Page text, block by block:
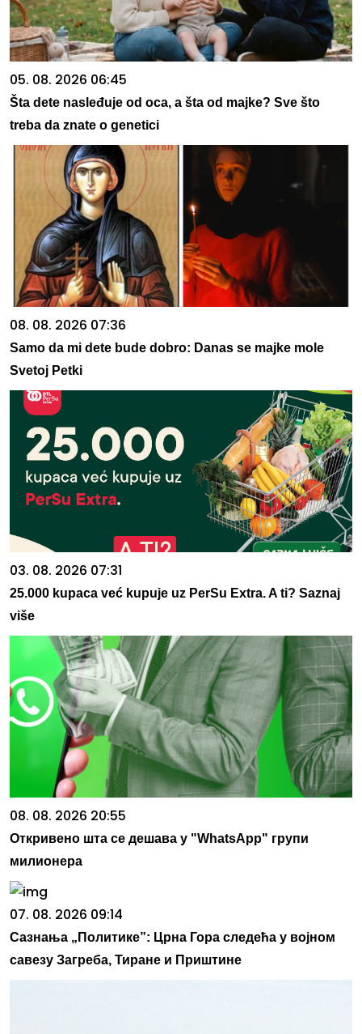
05. 08. 2026 06:45
Šta dete nasleđuje od oca, a šta od majke? Sve što
treba da znate o genetici
08. 08. 2026 07:36
Samo da mi dete bude dobro: Danas se majke mole
Svetoj Petki
03. 08. 2026 07:31
25.000 kupaca već kupuje uz PerSu Extra. A ti? Saznaj
više
08. 08. 2026 20:55
Откривено шта се дешава у "WhatsApp" групи
милионера
07. 08. 2026 09:14
Сазнања „Политике”: Црна Гора следећа у војном
савезу Загреба, Тиране и Приштине